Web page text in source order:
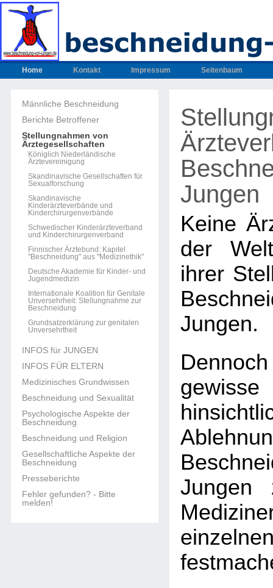
Home Kontakt Impressum Seitenbaum
Männliche Beschneidung
Berichte Betroffener
Stellungnahmen von
Ärztegesellschaften
Königlich Niederländische
Ärztevereinigung
Skandinavische Gesellschaften für
Sexualforschung
Skandinavische
Kinderärzteverbände und
Kinderchirurgenverbände
Schwedischer Kinderärzteverband
und Kinderchirurgenverband
Finnischer Ärztebund: Kapitel
"Beschneidung" aus "Medizinethik"
Deutsche Akademie für Kinder- und
Jugendmedizin
Internationale Koalition für Genitale
Unversehrheit: Stellungnahme zur
Beschneidung
Grundsatzerklärung zur genitalen
Unversehrtheit
INFOS für JUNGEN
INFOS FÜR ELTERN
Medizinisches Grundwissen
Beschneidung und Sexualität
Psychologische Aspekte der
Beschneidung
Beschneidung und Religion
Gesellschaftliche Aspekte der
Beschneidung
Presseberichte
Fehler gefunden? - Bitte
melden!
Jungen
Keine
der
ihrer
Jungen.
Jungen